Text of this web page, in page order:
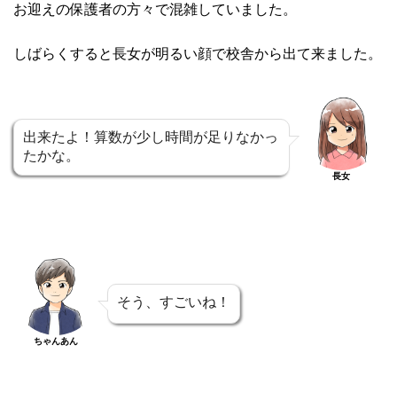
お迎えの保護者の方々で混雑していました。
しばらくすると長女が明るい顔で校舎から出て来ました。
出来たよ！算数が少し時間が足りなかっ
たかな。
長女
ちゃんあん
そう、すごいね！